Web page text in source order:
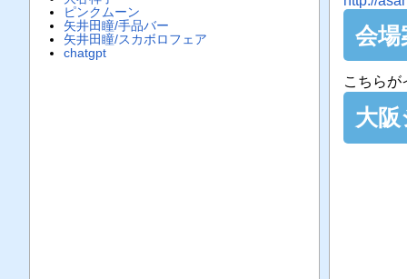
会場
こちらが
大
ピンクムーン
矢井田瞳/手品バー
矢井田瞳/スカボロフェア
chatgpt